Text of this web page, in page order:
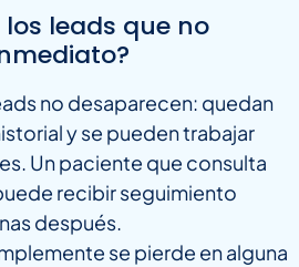
leads que no
no desaparecen: quedan
y se pueden trabajar
Un paciente que consulta
recibir seguimiento
después.
se pierde en alguna